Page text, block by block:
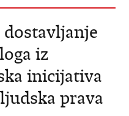
iz
inicijativa
prava